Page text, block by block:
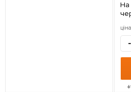
На
ціна
-
+